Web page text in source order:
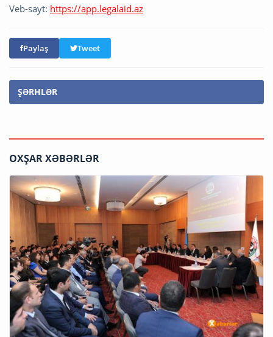
Veb-sayt: https://app.legalaid.az
Paylaş Tweet
ŞƏRHLƏR
OXŞAR XƏBƏRLƏR